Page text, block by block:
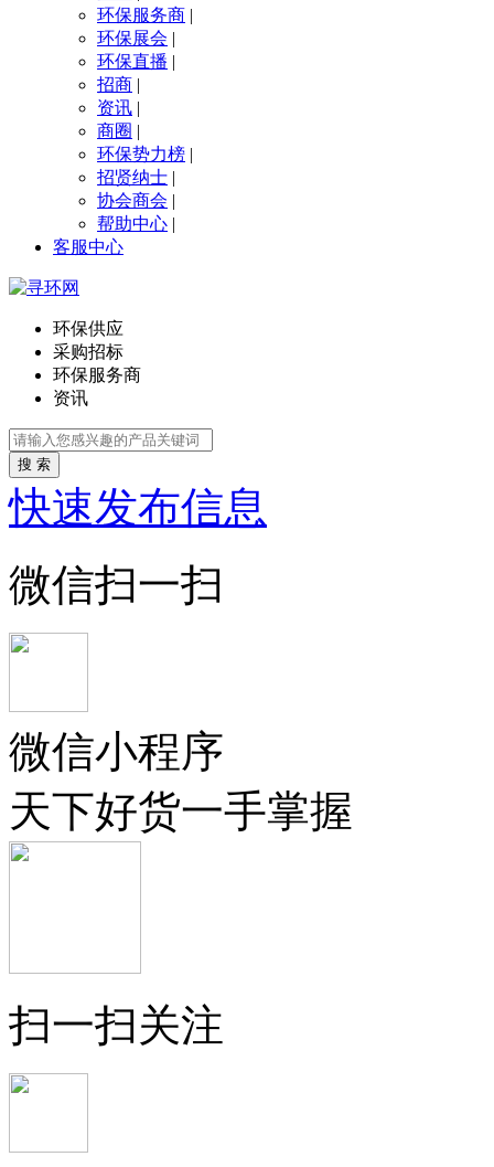
环保服务商 |
环保展会 |
环保直播 |
招商 |
资讯 |
商圈 |
环保势力榜 |
招贤纳士 |
协会商会 |
帮助中心 |
客服中心
环保供应
采购招标
环保服务商
资讯
搜 索
快速发布信息
微信扫一扫
微信小程序
天下好货一手掌握
扫一扫关注